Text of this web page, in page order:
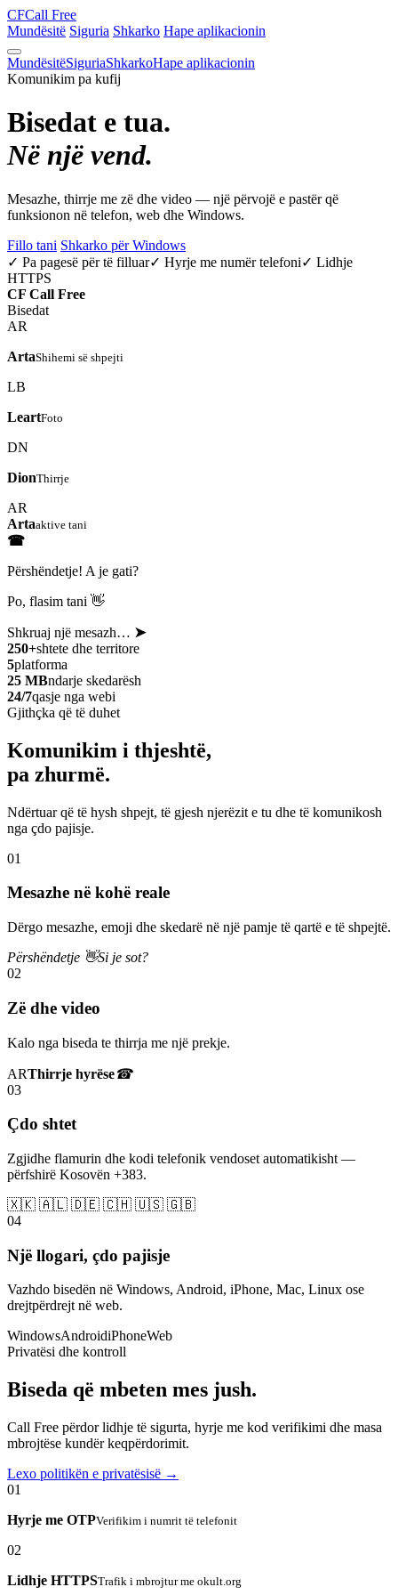
CFCall Free
Mundësitë Siguria Shkarko Hape aplikacionin
MundësitëSiguriaShkarkoHape aplikacionin
Komunikim pa kufij
Bisedat e tua.
Në një vend.
Mesazhe, thirrje me zë dhe video — një përvojë e pastër që
funksionon në telefon, web dhe Windows.
Fillo tani Shkarko për Windows
✓ Pa pagesë për të filluar✓ Hyrje me numër telefoni✓ Lidhje
HTTPS
CF Call Free
Bisedat
AR
ArtaShihemi së shpejti
LB
LeartFoto
DN
DionThirrje
AR
Artaaktive tani
☎
Përshëndetje! A je gati?
Po, flasim tani 👋
Shkruaj një mesazh… ➤
250+shtete dhe territore
5platforma
25 MBndarje skedarësh
24/7qasje nga webi
Gjithçka që të duhet
Komunikim i thjeshtë,
pa zhurmë.
Ndërtuar që të hysh shpejt, të gjesh njerëzit e tu dhe të komunikosh
nga çdo pajisje.
01
Mesazhe në kohë reale
Dërgo mesazhe, emoji dhe skedarë në një pamje të qartë e të shpejtë.
Përshëndetje 👋Si je sot?
02
Zë dhe video
Kalo nga biseda te thirrja me një prekje.
ARThirrje hyrëse☎
03
Çdo shtet
Zgjidhe flamurin dhe kodi telefonik vendoset automatikisht —
përfshirë Kosovën +383.
🇽🇰 🇦🇱 🇩🇪 🇨🇭 🇺🇸 🇬🇧
04
Një llogari, çdo pajisje
Vazhdo bisedën në Windows, Android, iPhone, Mac, Linux ose
drejtpërdrejt në web.
WindowsAndroidiPhoneWeb
Privatësi dhe kontroll
Biseda që mbeten mes jush.
Call Free përdor lidhje të sigurta, hyrje me kod verifikimi dhe masa
mbrojtëse kundër keqpërdorimit.
Lexo politikën e privatësisë →
01
Hyrje me OTPVerifikim i numrit të telefonit
02
Lidhje HTTPSTrafik i mbrojtur me okult.org